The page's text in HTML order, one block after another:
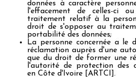
données à caractère
l'effacement de celles-ci
traitement relatif à la
droit de s'opposer au
portabilité des données;
La personne concernée a le
réclamation auprès d'une
que du droit de former une
l'autorité de protection des
en Côte d'Ivoire [ARTCI].